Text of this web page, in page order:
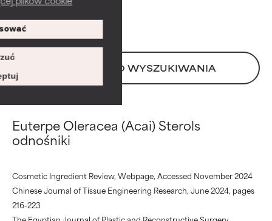
200,00 zł
POWRÓT DO WYSZUKIWANIA
Euterpe Oleracea (Acai) Sterols
odnośniki
Cosmetic Ingredient Review, Webpage, Accessed November 2024
Chinese Journal of Tissue Engineering Research, June 2024, pages
216-223
stabilności lub inne, które
ograniczają jego użyteczność.
BAD
Istnieje prawdopodobieństwo
połączeniu z innymi
problematycznymi składnikami.
WORST
Może powodować
suchość itp. Może przynosić
korzyści w niektórych
udowodniono, że wyrządza
stabilności lub inne, które
ograniczają jego użyteczność.
BAD
Istnieje prawdopodobieństwo
połączeniu z innymi
problematycznymi składnikami.
WORST
Może powodować
suchość itp. Może przynosić
korzyści w niektórych
udowodniono, że wyrządza